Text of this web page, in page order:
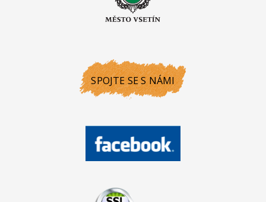
SPOJTE SE S NÁMI